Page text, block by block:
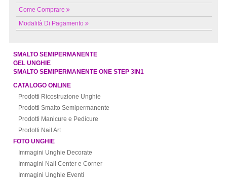
Come Comprare
Modalità Di Pagamento
SMALTO SEMIPERMANENTE
GEL UNGHIE
SMALTO SEMIPERMANENTE ONE STEP 3IN1
CATALOGO ONLINE
Prodotti Ricostruzione Unghie
Prodotti Smalto Semipermanente
Prodotti Manicure e Pedicure
Prodotti Nail Art
FOTO UNGHIE
Immagini Unghie Decorate
Immagini Nail Center e Corner
Immagini Unghie Eventi